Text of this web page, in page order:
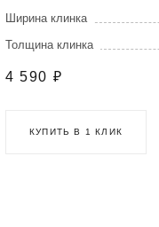
Ширина клинка
Толщина клинка
4 590 ₽
КУПИТЬ В 1 КЛИК